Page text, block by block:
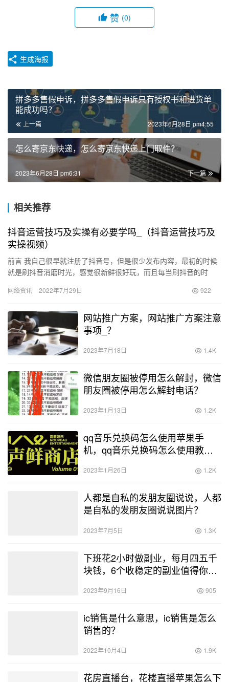
赞 (0)
生成海报
拼多多售假申诉，拼多多售假申诉只有授权书和进货单
能成功吗？
上一篇 2023年6月28日 pm4:55
怎么寄京东快递，怎么寄京东快递上门取件？
下一篇
2023年6月28日 pm6:31
相关推荐
抖音运营技巧及实操有必要学吗_（抖音运营技巧及
实操视频）
前言 我自己很早就注册了抖音号，但是很少发布内容，最初的时候
就是刷抖音消磨时光，感觉很新鲜很好玩，而且每当刷抖音的时
音成了…
网络资讯 2022年7月29日 922
网站推广方案，网站推广方案注意
事项_？
2023年7月18日 1.4K
微信朋友圈被停用怎么解封，微信
朋友圈被停用怎么解封电话？
2023年1月13日 1.2K
qq音乐兑换码怎么使用苹果手
机，qq音乐兑换码怎么使用教
2023年1月26日 1.2K
人都是自私的发朋友圈说说，人都
是自私的发朋友圈说说图片？
2023年7月5日 1.3K
下班花2小时做副业，每月四五千
块钱，6个收稳定的副业值得你去
2023年9月16日 905
ic销售是什么意思，ic销售是怎么
销售的？
2022年10月4日 1.9K
花房直播台，花楼直播苹果怎么下